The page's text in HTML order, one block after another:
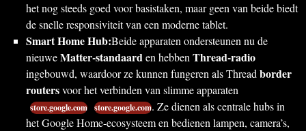
het nog steeds goed voor basistaken, maar geen van beide biedt
de snelle responsiviteit van een moderne tablet.
Smart Home Hub:Beide apparaten ondersteunen nu de
nieuweMatter-standaarden hebbenThread-radio
ingebouwd, waardoor ze kunnen fungeren als Threadborder
routersvoor het verbinden van slimme apparaten
store.google.com store.google.com. Ze dienen als centrale hubs in
het Google Home-ecosysteem en bedienen lampen, camera’s,